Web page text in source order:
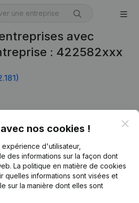
avec
: 422582xxx
nos cookies !
d'utilisateur,
des informations sur la façon dont
La politique en matière de cookies
quelles informations sont visées et
sur la manière dont elles sont
Informations d’entreprise
Monitoring
Recherche internationale
Prospection